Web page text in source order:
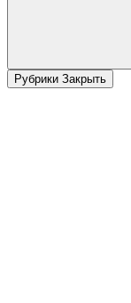
Рубрики Закрыть